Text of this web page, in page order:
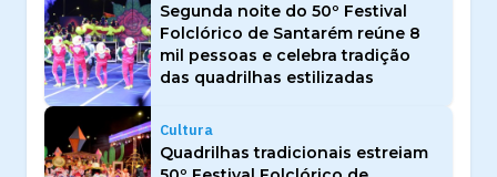
Segunda noite do 50º Festival
Folclórico de Santarém reúne 8
mil pessoas e celebra tradição
das quadrilhas estilizadas
Cultura
Quadrilhas tradicionais estreiam